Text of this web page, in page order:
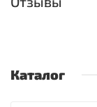
Каталог